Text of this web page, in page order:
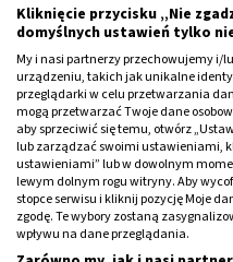
Najczęściej
m.in.: ostre i
choroby
niektóre choroby
oraz choroby:
endokrynnego.
02 Czy
raka?
Kliknięcie przycisku „Nie
domyślnych ustawień tylko
My i nasi partnerzy przechowujemy i/
urządzeniu, takich jak unikalne
przeglądarki w celu przetwarzania
mogą przetwarzać Twoje dane
aby sprzeciwić się temu, otwórz
lub zarządzać swoimi ustawieniami,
ustawieniami” lub w dowolnym
lewym dolnym rogu witryny. Aby
stopce serwisu i kliknij pozycję Moje
zgodę. Te wybory zostaną
wpływu na dane przeglądania.